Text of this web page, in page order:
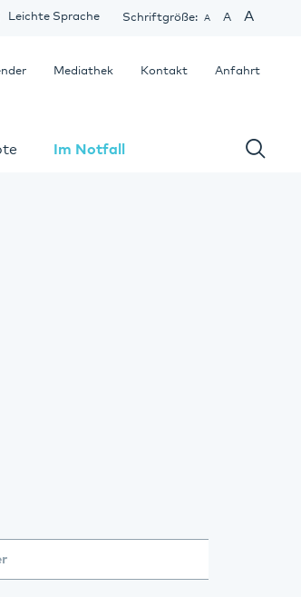
Im Notfall
Schriftgröße: A A A
Leichte Sprache
Anfahrt
Kontakt
Mediathek